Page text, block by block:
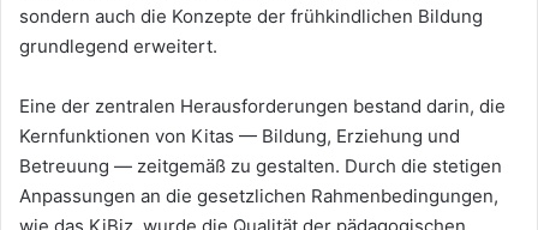
sondern auch die Konzepte der frühkindlichen Bildung
grundlegend erweitert.
Eine der zentralen Herausforderungen bestand darin, die
Kernfunktionen von Kitas — Bildung, Erziehung und
Betreuung — zeitgemäß zu gestalten. Durch die stetigen
Anpassungen an die gesetzlichen Rahmenbedingungen,